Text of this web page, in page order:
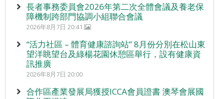
長者事務委員會2026年第二次全體會議及養老保
障機制跨部門協調小組聯合會議
2026年8月7日 20:41
“活力社區 – 體育健康諮詢站” 8月份分別在松山東
望洋眺望台及綠楊花園休憩區舉行，設有健康資
訊推廣
2026年8月7日 20:00
合作區產業發展局獲授ICCA會員證書 澳琴會展國